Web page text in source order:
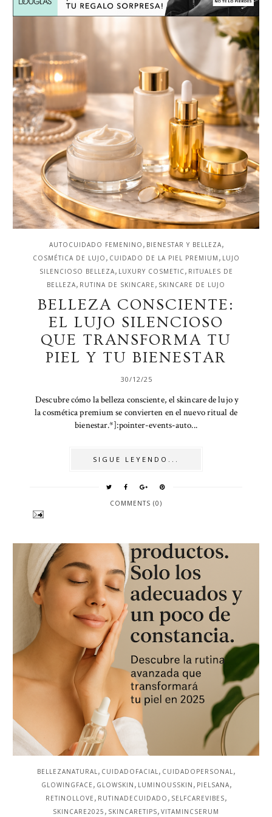
AUTOCUIDADO FEMENINO , BIENESTAR Y BELLEZA,
COSMÉTICA DE LUJO , CUIDADO DE LA PIEL PREMIUM , LUJO
SILENCIOSO BELLEZA, LUXURY COSMETIC, RITUALES DE
BELLEZA, RUTINA DE SKINCARE , SKINCARE DE LUJO
BELLEZA CONSCIENTE:
EL LUJO SILENCIOSO
QUE TRANSFORMA TU
PIEL Y TU BIENESTAR
30/12/25
Descubre cómo la belleza consciente, el skincare de lujo y
la cosmética premium se convierten en el nuevo ritual de
bienestar.*]:pointer-events-auto...
SIGUE LEYENDO...
COMMENTS (0)
BELLEZANATURAL, CUIDADOFACIAL, CUIDADOPERSONAL,
GLOWINGFACE , GLOWSKIN , LUMINOUSSKIN , PIELSANA,
RETINOLLOVE , RUTINADECUIDADO , SELFCAREVIBES,
SKINCARE2025 , SKINCARETIPS, VITAMINCSERUM